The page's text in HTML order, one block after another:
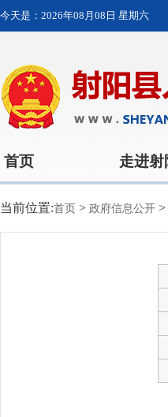
今天是： 2026年08月08日 星期六
首页 走进射
当前位置:首页 > 政府信息公开 >